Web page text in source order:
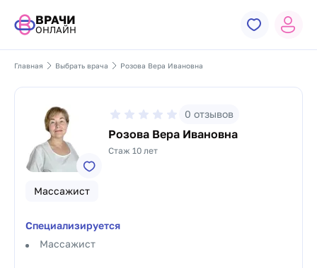
ВРАЧИ
ОНЛАЙН
Главная Выбрать врача Розова Вера Ивановна
0 отзывов
Розова Вера Ивановна
Стаж 10 лет
Массажист
Специализируется
Массажист